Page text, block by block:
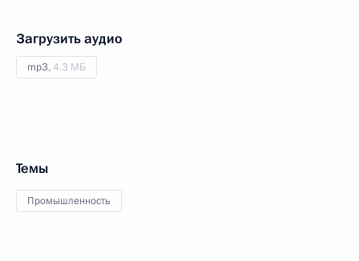
Загрузить аудио
mp3,4.3 МБ
Темы
Промышленность